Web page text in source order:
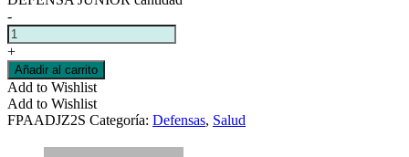
-
+
Añadir al carrito
Add to Wishlist
Add to Wishlist
FPAADJZ2S Categoría: Defensas, Salud